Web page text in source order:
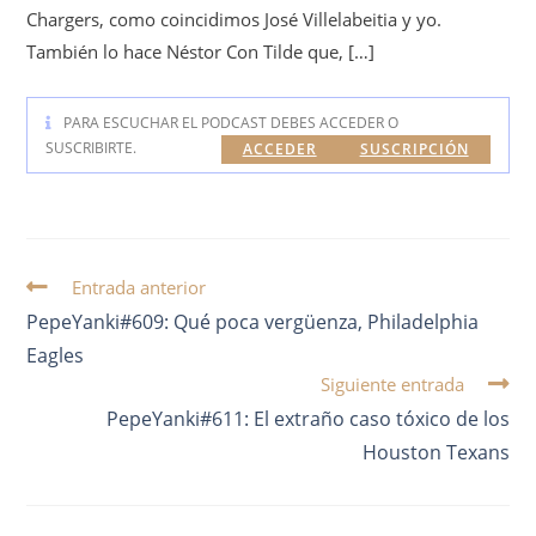
Chargers, como coincidimos José Villelabeitia y yo.
También lo hace Néstor Con Tilde que, […]
PARA ESCUCHAR EL PODCAST DEBES ACCEDER O
SUSCRIBIRTE.
SUSCRIPCIÓN
ACCEDER
Entrada anterior
PepeYanki#609: Qué poca vergüenza, Philadelphia
Eagles
Siguiente entrada
PepeYanki#611: El extraño caso tóxico de los
Houston Texans